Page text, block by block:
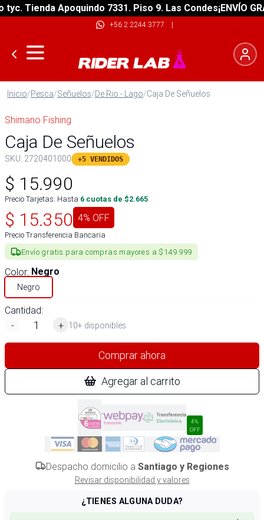
Tienda Apoquindo 7331. Piso 9. Las Condes¡ENVÍO
+56 2 2244 3777 |
Inicio/Pesca/Señuelos/De Rio - Lago/Caja De Señuelos
Shimano Fishing
Caja De Señuelos
SKU: 2720401000 +5 VENDIDOS
$ 15.990
Precio Tarjetas: Hasta 6 cuotas de $2.665
$ 15.350 4% OFF
Precio Transferencia Bancaria
Envío gratis para compras mayores a $149.999
Color: Negro
Negro
Cantidad:
-
+ 10+ disponibles
Comprar ahora
Agregar al carrito
4%
OFF
Despacho domicilio a Santiago y Regiones
Revisar disponibilidad y valores
¿TIENES ALGUNA DUDA?